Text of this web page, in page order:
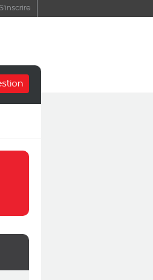
S'inscrire